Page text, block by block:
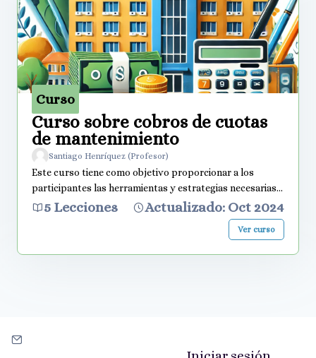
comunidad.
Curso
Curso sobre cobros de cuotas
de mantenimiento
Santiago Henríquez (Profesor)
Este curso tiene como objetivo proporcionar a los
participantes las herramientas y estrategias necesarias
para la gestión eficiente del cobro de cuotas
de mantenimiento en comunidades y condominios. A lo
largo de 12 horas, los participantes aprenderán técnicas
5 Lecciones Actualizado: Oct 2024
Ver curso